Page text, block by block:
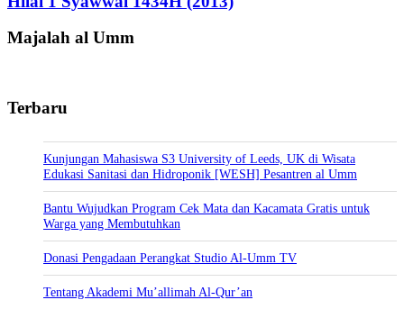
Majalah al Umm
Terbaru
Kunjungan Mahasiswa S3 University of Leeds, UK di Wisata
Edukasi Sanitasi dan Hidroponik [WESH] Pesantren al Umm
Bantu Wujudkan Program Cek Mata dan Kacamata Gratis untuk
Warga yang Membutuhkan
Donasi Pengadaan Perangkat Studio Al-Umm TV
Tentang Akademi Mu’allimah Al-Qur’an